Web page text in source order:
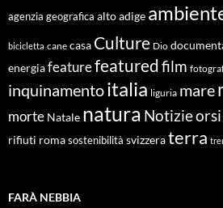
agenzia geografica alto adige
bicicletta cane casa Culture Dio
energiafeaturefeaturedfilm
inquinamentoitalia liguria mare
morte Natale natura Notizieorsi
rifiuti roma sostenibilità svizzeraterra
FARÀ NEBBIA